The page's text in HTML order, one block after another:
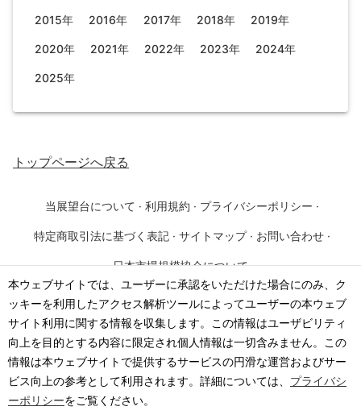
本ウェブサイトでは、ユーザーに承認をいただけた場合にのみ、ク
ッキーを利用したアクセス解析ツールによってユーザーの本ウェブ
サイト利用に関する情報を収集します。この情報はユーザビリティ
向上を目的とする内容に限定され個人情報は一切含みません。この
情報は本ウェブサイトで提供するサービスの円滑な運営およびサー
ビス向上の参考として利用されます。詳細については、 プライバシ
ーポリシーをご覧ください。
2015年 2016年 2017年 2018年 2019年
2020年 2021年 2022年 2023年 2024年
2025年
トップページへ戻る
当展望台について · 利用規約 · プライバシーポリシー ·
特定商取引法に基づく表記 · サイトマップ · お問い合わせ ·
日本市場規模協会について
©2026· 一般社団法人 日本市場規模協会